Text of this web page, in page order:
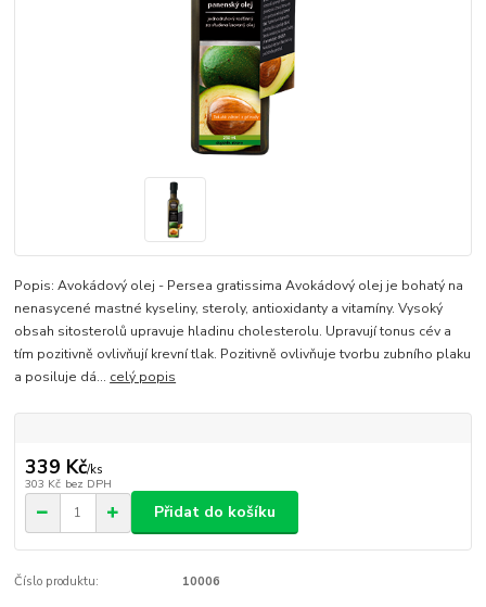
Popis: Avokádový olej - Persea gratissima Avokádový olej je bohatý na
nenasycené mastné kyseliny, steroly, antioxidanty a vitamíny. Vysoký
obsah sitosterolů upravuje hladinu cholesterolu. Upravují tonus cév a
tím pozitivně ovlivňují krevní tlak. Pozitivně ovlivňuje tvorbu zubního plaku
a posiluje dá... celý popis
339 Kč/ks
303 Kč bez DPH
Přidat do košíku
Číslo produktu: 10006